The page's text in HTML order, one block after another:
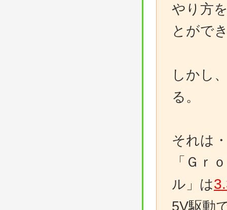
やり方
とがで
しかし
る。
それは
「Ｇｒ
ル」は
5V駆動